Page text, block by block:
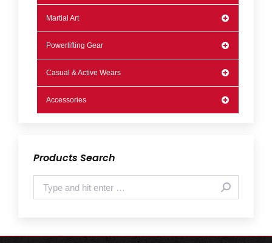
Martial Art
Powerlifting Gear
Casual & Active Wears
Accessories
Products Search
Search: